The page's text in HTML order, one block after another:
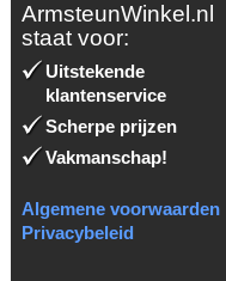
ArmsteunWinkel.nl
staat voor:
Uitstekende
klantenservice
Scherpe prijzen
Vakmanschap!
Algemene voorwaarden
Privacybeleid